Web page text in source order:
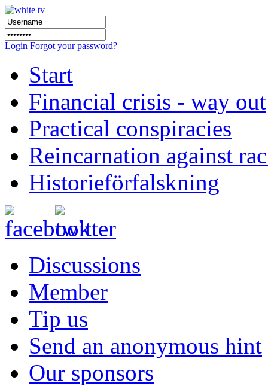
Login Forgot your password?
Start
Financial crisis - way out
Practical conspiracies
Reincarnation against
Historieförfalskning
Discussions
Member
Tip us
Send an anonymous hint
Our sponsors